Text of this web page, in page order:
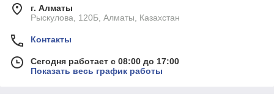
г. Алматы
Рыскулова, 120Б, Алматы, Казахстан
Контакты
Сегодня работает с 08:00 до 17:00
Показать весь график работы